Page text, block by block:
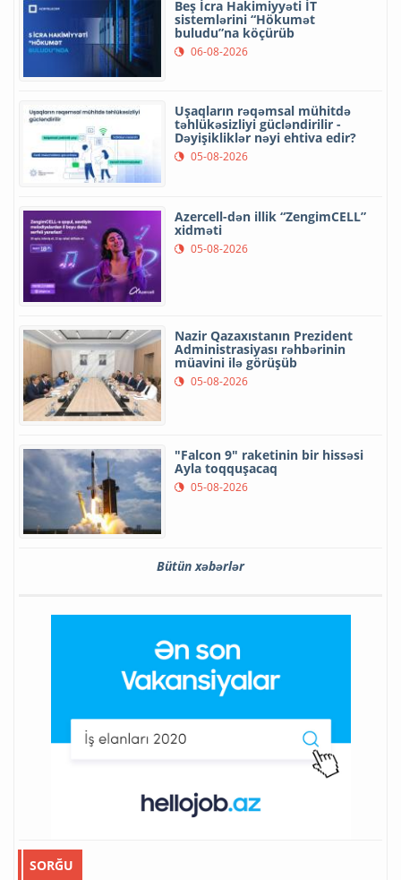
Beş İcra Hakimiyyəti İT
sistemlərini “Hökumət
buludu”na köçürüb
06-08-2026
Uşaqların rəqəmsal mühitdə
təhlükəsizliyi gücləndirilir -
Dəyişikliklər nəyi ehtiva edir?
05-08-2026
Azercell-dən illik “ZengimCELL”
xidməti
05-08-2026
Nazir Qazaxıstanın Prezident
Administrasiyası rəhbərinin
müavini ilə görüşüb
05-08-2026
"Falcon 9" raketinin bir hissəsi
Ayla toqquşacaq
05-08-2026
Bütün xəbərlər
SORĞU